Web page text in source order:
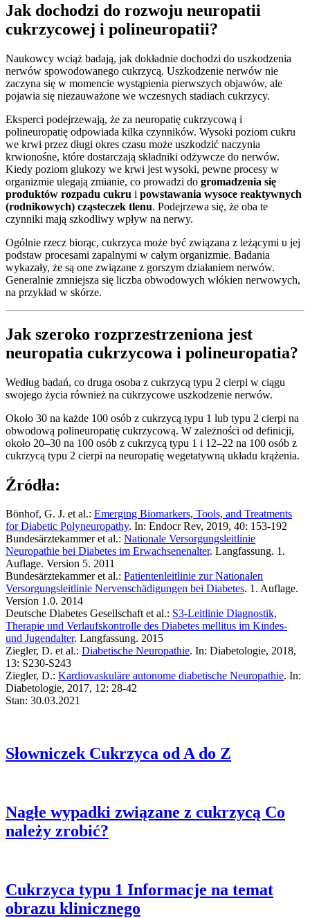
Jak dochodzi do rozwoju neuropatii
cukrzycowej i polineuropatii?
Naukowcy wciąż badają, jak dokładnie dochodzi do uszkodzenia
nerwów spowodowanego cukrzycą. Uszkodzenie nerwów nie
zaczyna się w momencie wystąpienia pierwszych objawów, ale
pojawia się niezauważone we wczesnych stadiach cukrzycy.
Eksperci podejrzewają, że za neuropatię cukrzycową i
polineuropatię odpowiada kilka czynników. Wysoki poziom cukru
we krwi przez długi okres czasu może uszkodzić naczynia
krwionośne, które dostarczają składniki odżywcze do nerwów.
Kiedy poziom glukozy we krwi jest wysoki, pewne procesy w
organizmie ulegają zmianie, co prowadzi do gromadzenia się
produktów rozpadu cukru i powstawania wysoce reaktywnych
(rodnikowych) cząsteczek tlenu. Podejrzewa się, że oba te
czynniki mają szkodliwy wpływ na nerwy.
Ogólnie rzecz biorąc, cukrzyca może być związana z leżącymi u jej
podstaw procesami zapalnymi w całym organizmie. Badania
wykazały, że są one związane z gorszym działaniem nerwów.
Generalnie zmniejsza się liczba obwodowych włókien nerwowych,
na przykład w skórze.
Jak szeroko rozprzestrzeniona jest
neuropatia cukrzycowa i polineuropatia?
Według badań, co druga osoba z cukrzycą typu 2 cierpi w ciągu
swojego życia również na cukrzycowe uszkodzenie nerwów.
Około 30 na każde 100 osób z cukrzycą typu 1 lub typu 2 cierpi na
obwodową polineuropatię cukrzycową. W zależności od definicji,
około 20–30 na 100 osób z cukrzycą typu 1 i 12–22 na 100 osób z
cukrzycą typu 2 cierpi na neuropatię wegetatywną układu krążenia.
Źródła:
Bönhof, G. J. et al.: Emerging Biomarkers, Tools, and Treatments
for Diabetic Polyneuropathy. In: Endocr Rev, 2019, 40: 153-192
Bundesärztekammer et al.: Nationale Versorgungsleitlinie
Neuropathie bei Diabetes im Erwachsenenalter. Langfassung. 1.
Auflage. Version 5. 2011
Bundesärztekammer et al.: Patientenleitlinie zur Nationalen
Versorgungsleitlinie Nervenschädigungen bei Diabetes. 1. Auflage.
Version 1.0. 2014
Deutsche Diabetes Gesellschaft et al.: S3-Leitlinie Diagnostik,
Therapie und Verlaufskontrolle des Diabetes mellitus im Kindes-
und Jugendalter. Langfassung. 2015
Ziegler, D. et al.: Diabetische Neuropathie. In: Diabetologie, 2018,
13: S230-S243
Ziegler, D.: Kardiovaskuläre autonome diabetische Neuropathie. In:
Diabetologie, 2017, 12: 28-42
Stan: 30.03.2021
Słowniczek Cukrzyca od A do Z
Nagłe wypadki związane z cukrzycą Co
należy zrobić?
Cukrzyca typu 1 Informacje na temat
obrazu klinicznego